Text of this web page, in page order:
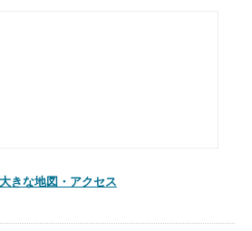
大きな地図・アクセス